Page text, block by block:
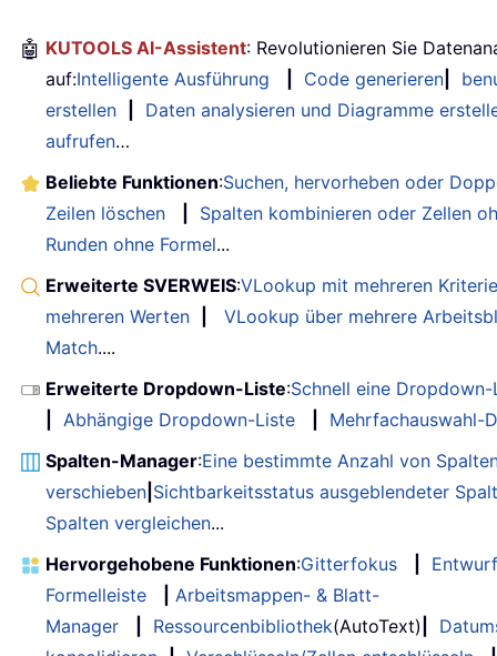
🤖 KUTOOLS AI-Assistent: Revolutionieren Sie
auf:Intelligente Ausführung Code generieren
erstellen
Daten analysieren und Diagramme
aufrufen…
Beliebte Funktionen:Suchen, hervorheben oder
Zeilen löschen
Spalten kombinieren oder Zellen
Runden ohne Formel...
Erweiterte SVERWEIS:VLookup mit mehreren
mehreren Werten
VLookup über mehrere
Match....
Erweiterte Dropdown-Liste:Schnell eine
Abhängige Dropdown-Liste
Mehrfachauswahl-
Spalten-Manager:Eine bestimmte Anzahl von
verschieben Sichtbarkeitsstatus ausgeblendeter
Spalten vergleichen...
Hervorgehobene Funktionen:Gitterfokus
Entwurf
Formelleiste
Arbeitsmappen- & Blatt-
Manager
Ressourcenbibliothek(AutoText)